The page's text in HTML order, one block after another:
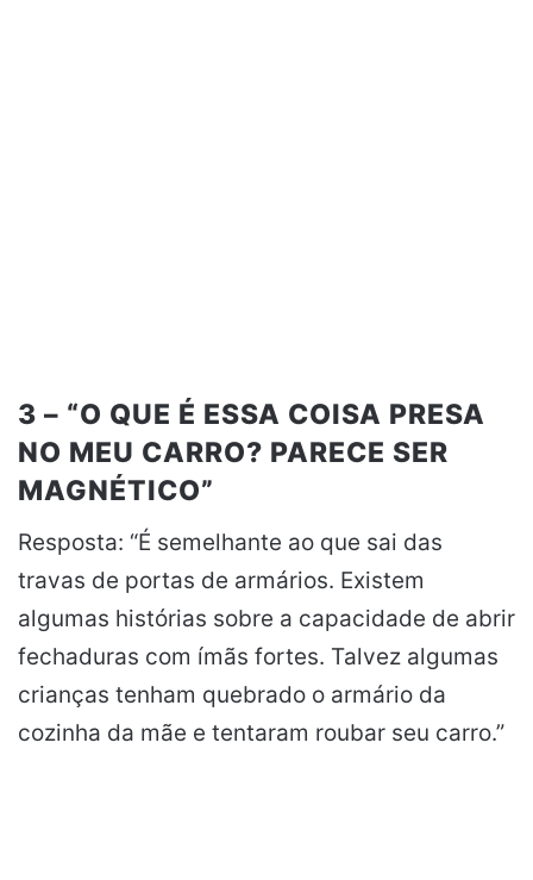
3 – “O QUE É ESSA COISA PRESA
NO MEU CARRO? PARECE SER
MAGNÉTICO”
Resposta: “É semelhante ao que sai das
travas de portas de armários. Existem
algumas histórias sobre a capacidade de abrir
fechaduras com ímãs fortes. Talvez algumas
crianças tenham quebrado o armário da
cozinha da mãe e tentaram roubar seu carro.”